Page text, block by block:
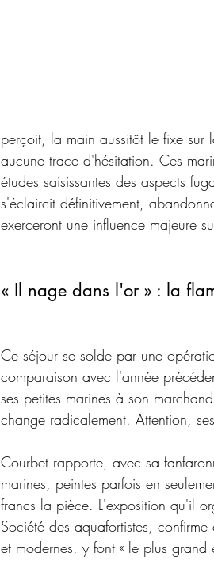
perçoit, la main aussitôt le fixe sur
aucune trace d'hésitation. Ces
études saisissantes des aspects
s'éclaircit définitivement,
exerceront une influence majeure
« Il nage dans l'or » : la
Ce séjour se solde par une
comparaison avec l'année
ses petites marines à son
change radicalement. Attention,
Courbet rapporte, avec sa
marines, peintes parfois en
francs la pièce. L'exposition qu'il
Société des aquafortistes,
et modernes, y font « le plus grand